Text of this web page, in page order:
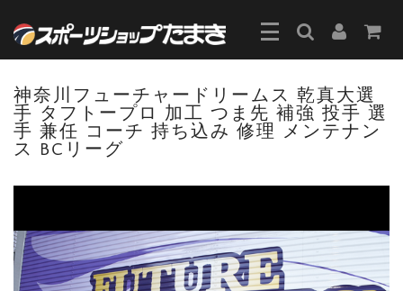
神奈川フューチャードリームス 乾真大選
手 タフトープロ 加工 つま先 補強 投手 選
手 兼任 コーチ 持ち込み 修理 メンテナン
ス BCリーグ